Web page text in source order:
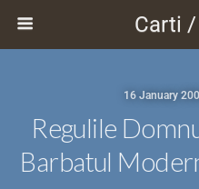
Carti
16 January
Regulile
Barbatul